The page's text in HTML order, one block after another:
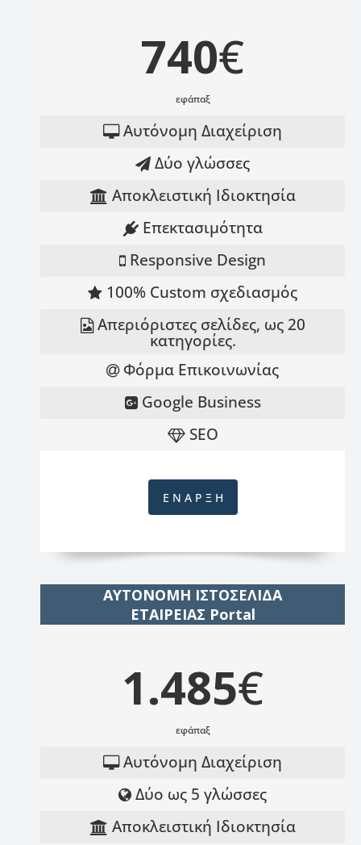
740€
εφάπαξ
Αυτόνομη Διαχείριση
Δύο γλώσσες
Αποκλειστική Ιδιοκτησία
Επεκτασιμότητα
Responsive Design
100% Custom σχεδιασμός
Απεριόριστες σελίδες, ως 20
κατηγορίες.
Φόρμα Επικοινωνίας
Google Business
SEO
Ε Ν Α Ρ Ξ Η
ΑΥΤΟΝΟΜΗ ΙΣΤΟΣΕΛΙΔΑ
ΕΤΑΙΡΕΙΑΣ Portal
1.485€
εφάπαξ
Αυτόνομη Διαχείριση
Δύο ως 5 γλώσσες
Αποκλειστική Ιδιοκτησία